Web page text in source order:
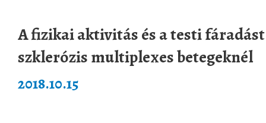
A fizikai aktivitás és a testi
szklerózis multiplexes betegeknél
2018.10.15